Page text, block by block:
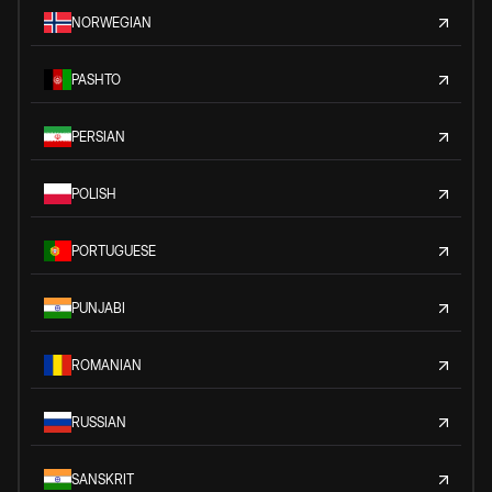
NORWEGIAN
PASHTO
PERSIAN
POLISH
PORTUGUESE
PUNJABI
ROMANIAN
RUSSIAN
SANSKRIT